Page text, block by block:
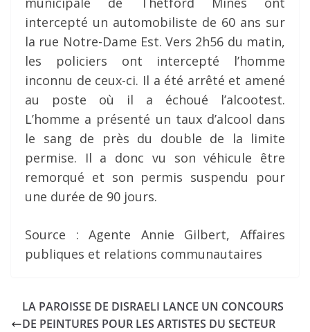
intercepté un automobiliste de 60 ans sur
la rue Notre-Dame Est. Vers 2h56 du matin,
les policiers ont intercepté l’homme
inconnu de ceux-ci. Il a été arrêté et amené
au poste où il a échoué l’alcootest.
L’homme a présenté un taux d’alcool dans
le sang de près du double de la limite
permise. Il a donc vu son véhicule être
remorqué et son permis suspendu pour
une durée de 90 jours.
Source : Agente Annie Gilbert, Affaires
publiques et relations communautaires
LA PAROISSE DE DISRAELI LANCE UN CONCOURS
DE PEINTURES POUR LES ARTISTES DU SECTEUR